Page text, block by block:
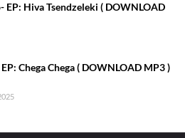
EP: Hiva Tsendzeleki ( DOWNLOAD
Chega Chega ( DOWNLOAD MP3 )